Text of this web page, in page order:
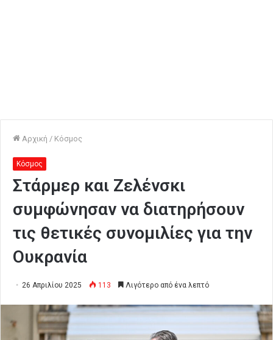
Αρχική / Κόσμος
Κόσμος
Στάρμερ και Ζελένσκι
συμφώνησαν να διατηρήσουν
τις θετικές συνομιλίες για την
Ουκρανία
26 Απριλίου 2025 113 Λιγότερο από ένα λεπτό